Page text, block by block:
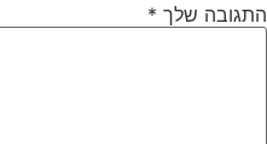
התגובה שלך *